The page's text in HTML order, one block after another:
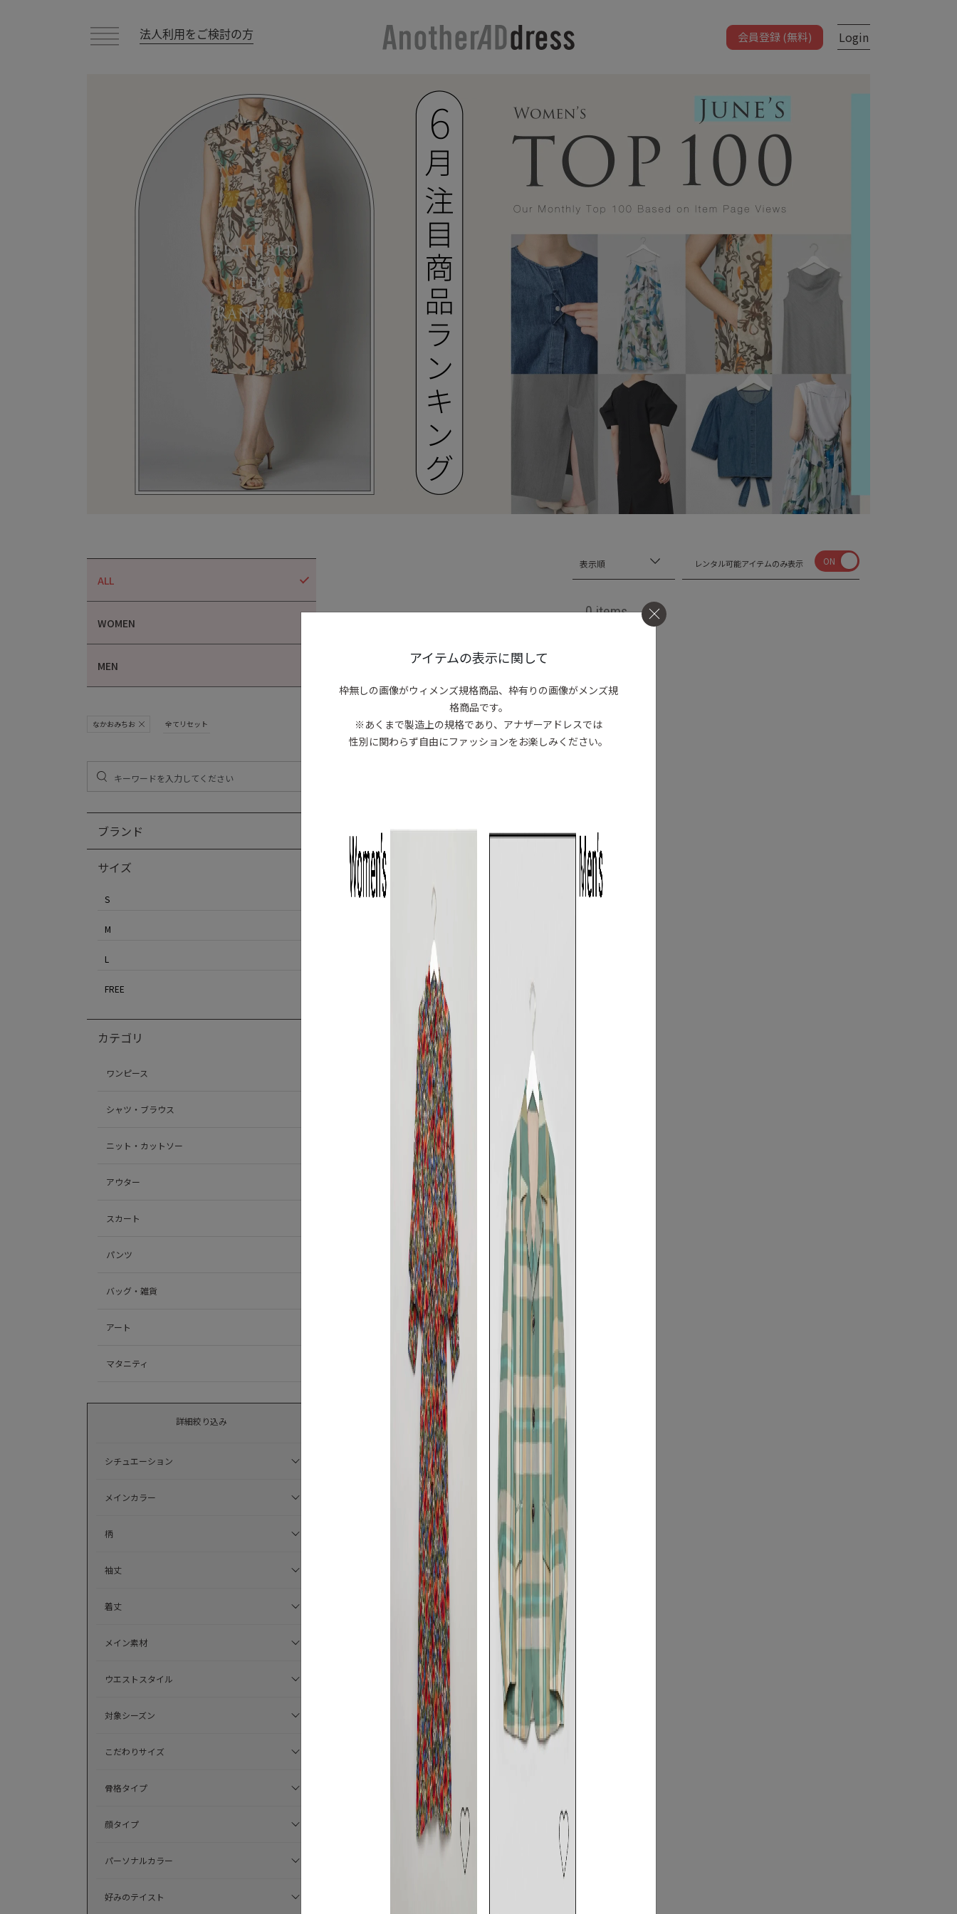
法人利用をご検討の方 会員登録 (無料) Login
ALL
WOMEN
MEN
なかおみちお 全てリセット
ブランド
サイズ
S
M
L
FREE
カテゴリ
ワンピース
シャツ・ブラウス
ニット・カットソー
アウター
スカート
パンツ
バッグ・雑貨
アート
マタニティ
詳細絞り込み
シチュエーション
メインカラー
柄
袖丈
着丈
メイン素材
ウエストスタイル
対象シーズン
こだわりサイズ
骨格タイプ
顔タイプ
パーソナルカラー
好みのテイスト
表示順 レンタル可能アイテムのみ表示 ON
0 items
アイテムの表示に関して
枠無しの画像がウィメンズ規格商品、 枠有りの画像がメンズ規
格商品です。
※あくまで製造上の規格であり、アナザーアドレスでは
性別に関わらず自由にファッションをお楽しみください。